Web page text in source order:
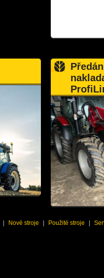
Nové stroje Použité stroje